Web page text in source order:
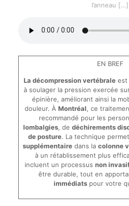
l’anneau […]
EN BREF
La décompression vertébrale est
à soulager la pression exercée
épinière, améliorant ainsi la
douleur. À Montréal, ce
recommandé pour les
lombalgies, dedéchirements
de posture. La technique
supplémentaire dans lacolonne
à un rétablissement plus
incluent un processus non
être durable, tout en
immédiatspour votre